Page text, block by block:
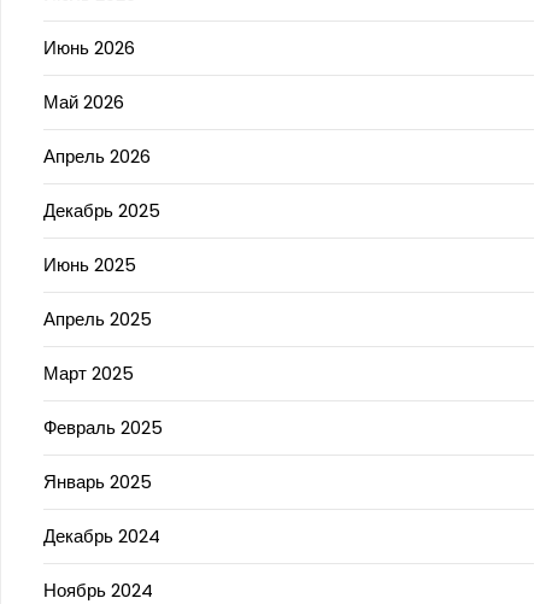
Июнь 2026
Май 2026
Апрель 2026
Декабрь 2025
Июнь 2025
Апрель 2025
Март 2025
Февраль 2025
Январь 2025
Декабрь 2024
Ноябрь 2024